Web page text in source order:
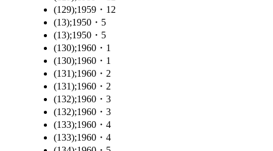
(129);1959・12
(13);1950・5
(13);1950・5
(130);1960・1
(130);1960・1
(131);1960・2
(131);1960・2
(132);1960・3
(132);1960・3
(133);1960・4
(133);1960・4